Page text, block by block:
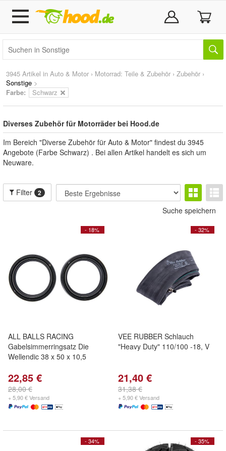
3945 Artikel in Auto & Motor › Motorrad: Teile & Zubehör › Zubehör ›
Sonstige >
Farbe:
Schwarz
Diverses Zubehör für Motorräder bei Hood.de
Im Bereich "Diverse Zubehör für Auto & Motor" findest du 3945
Angebote (Farbe Schwarz) . Bei allen Artikel handelt es sich um
Neuware.
Filter 2
Suche speichern
- 18%
ALL BALLS RACING
Gabelsimmerringsatz Die
Wellendic 38 x 50 x 10,5
22,85 €
28,00 €
+ 5,90 € Versand
- 32%
VEE RUBBER Schlauch
"Heavy Duty" 110/100 -18, V
21,40 €
31,38 €
+ 5,90 € Versand
- 34% - 35%